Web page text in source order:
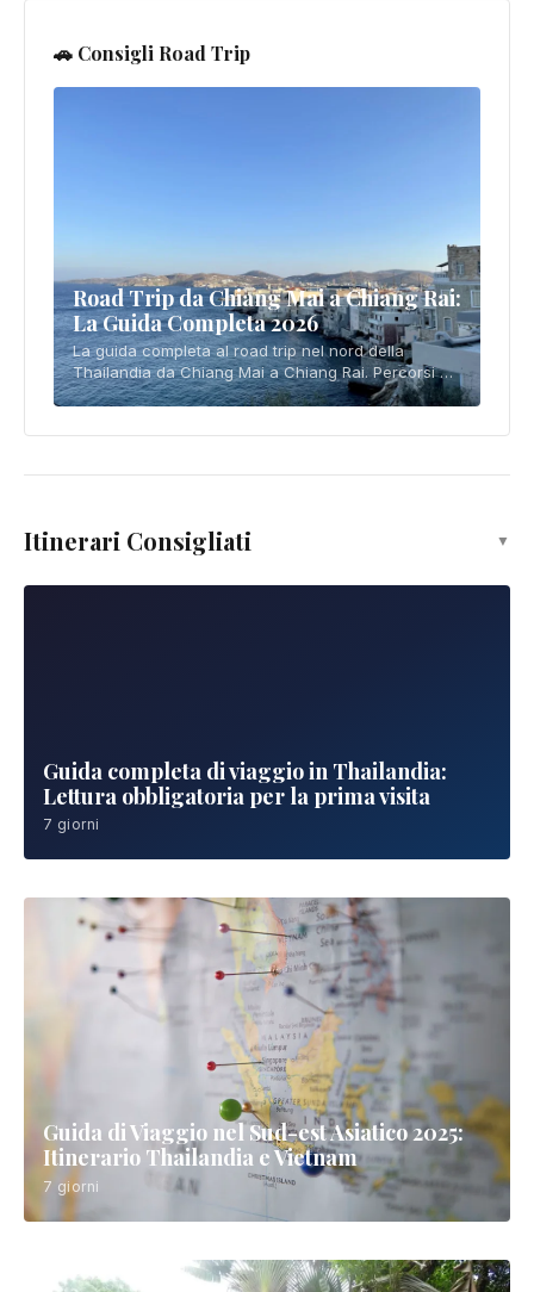
🚗 Consigli Road Trip
Road Trip da Chiang Mai a Chiang Rai:
La Guida Completa 2026
La guida completa al road trip nel nord della
Thailandia da Chiang Mai a Chiang Rai. Percorsi di
guida, itinerario di 4-5 giorni, visite ai templi, cucina
Itinerari Consigliati ▼
Guida completa di viaggio in Thailandia:
Lettura obbligatoria per la prima visita
7 giorni
Guida di Viaggio nel Sud-est Asiatico 2025:
Itinerario Thailandia e Vietnam
7 giorni